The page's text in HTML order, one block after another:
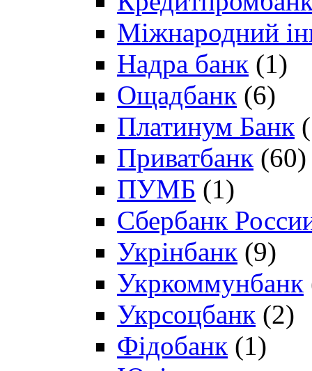
Міжнародний
Надра банк (1)
Ощадбанк (6)
Платинум Банк
Приватбанк (60)
ПУМБ (1)
Сбербанк
Укрінбанк (9)
Укркоммунбанк
Укрсоцбанк (2)
Фідобанк (1)